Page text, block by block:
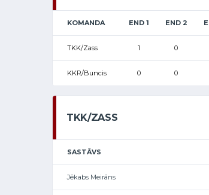
KOMANDA END 1 END 2
TKK/Zass 1 0
KKR/Buncis 0 0
TKK/ZASS
SASTĀVS
Jēkabs Meirāns